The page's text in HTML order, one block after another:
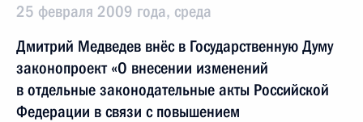
25 февраля 2009 года, среда
Дмитрий Медведев внёс в Государственную Думу
законопроект «О внесении изменений
в отдельные законодательные акты Российской
Федерации в связи с повышением